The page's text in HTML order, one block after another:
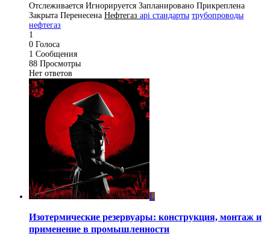
Отслеживается Игнорируется Запланировано Прикреплена
Закрыта Перенесена Нефтегаз api стандарты трубопроводы
нефтегаз
1
0 Голоса
1 Сообщения
88 Просмотры
Нет ответов
L
Изотермические резервуары: конструкция, монтаж и
применение в промышленности